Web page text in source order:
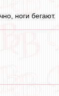
ноги бегают.